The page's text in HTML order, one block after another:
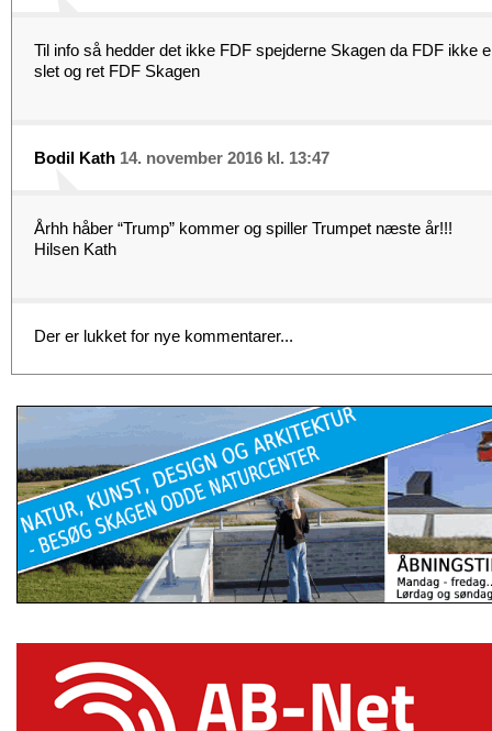
Til info så hedder det ikke FDF spejderne Skagen da FDF ikke
slet og ret FDF Skagen
Bodil Kath 14. november 2016 kl. 13:47
Århh håber “Trump” kommer og spiller Trumpet næste år!!!
Hilsen Kath
Der er lukket for nye kommentarer...